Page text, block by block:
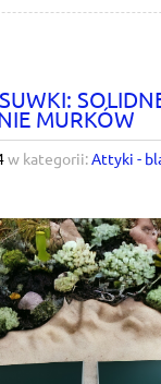
MURKÓW
w kategorii:Attyki -